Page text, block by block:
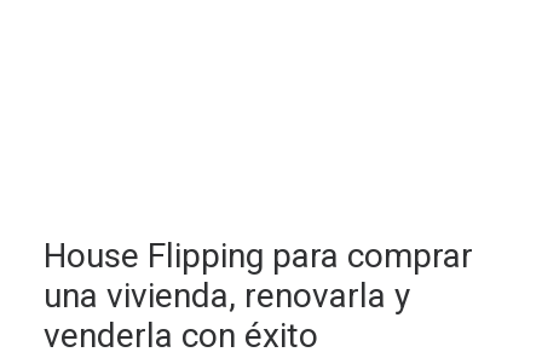
House Flipping para comprar
una vivienda, renovarla y
venderla con éxito